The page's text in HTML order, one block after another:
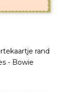
rand
- Bowie